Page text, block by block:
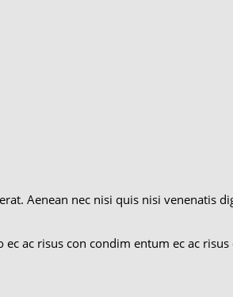
Aenean nec nisi quis nisi venenatis
ac risus con condim entum ec ac risus